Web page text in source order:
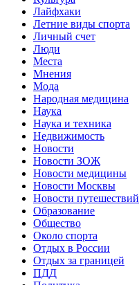
Лайфхаки
Летние виды спорта
Личный счет
Люди
Места
Мнения
Мода
Народная медицина
Наука
Наука и техника
Недвижимость
Новости
Новости ЗОЖ
Новости медицины
Новости Москвы
Новости путешествий
Образование
Общество
Около спорта
Отдых в России
Отдых за границей
ПДД